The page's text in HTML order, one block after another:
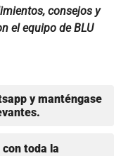
consejos y
el equipo de BLU
y manténgase
toda la